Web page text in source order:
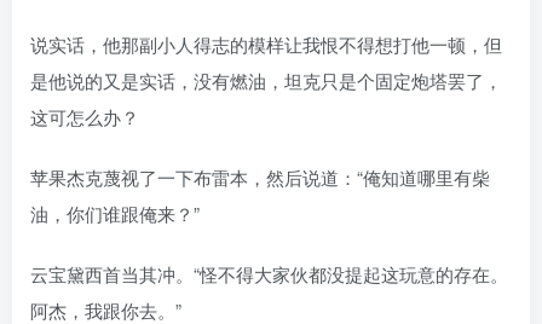
说实话，他那副小人得志的模样让我恨不得想打他一顿，但
是他说的又是实话，没有燃油，坦克只是个固定炮塔罢了，
这可怎么办？
苹果杰克蔑视了一下布雷本，然后说道：“俺知道哪里有柴
油，你们谁跟俺来？”
云宝黛西首当其冲。“怪不得大家伙都没提起这玩意的存在。
阿杰，我跟你去。”